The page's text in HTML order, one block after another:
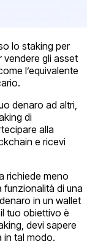
lo staking per
gli asset
l’equivalente
denaro ad altri,
di
alla
e ricevi
richiede meno
funzionalità di una
in un wallet
tuo obiettivo è
devi sapere
in tal modo.